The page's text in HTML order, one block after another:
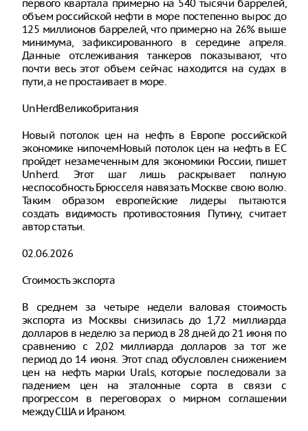
первого квартала примерно на 540 тысячи баррелей,
объем российской нефти в море постепенно вырос до
125 миллионов баррелей, что примерно на 26% выше
минимума, зафиксированного в середине апреля.
Данные отслеживания танкеров показывают, что
почти весь этот объем сейчас находится на судах в
пути, а не простаивает в море.
UnHerdВеликобритания
Новый потолок цен на нефть в Европе российской
экономике нипочемНовый потолок цен на нефть в ЕС
пройдет незамеченным для экономики России, пишет
Unherd. Этот шаг лишь раскрывает полную
неспособность Брюсселя навязать Москве свою волю.
Таким образом европейские лидеры пытаются
создать видимость противостояния Путину, считает
автор статьи.
02.06.2026
Стоимость экспорта
В среднем за четыре недели валовая стоимость
экспорта из Москвы снизилась до 1,72 миллиарда
долларов в неделю за период в 28 дней до 21 июня по
сравнению с 2,02 миллиарда долларов за тот же
период до 14 июня. Этот спад обусловлен снижением
цен на нефть марки Urals, которые последовали за
падением цен на эталонные сорта в связи с
прогрессом в переговорах о мирном соглашении
между США и Ираном.